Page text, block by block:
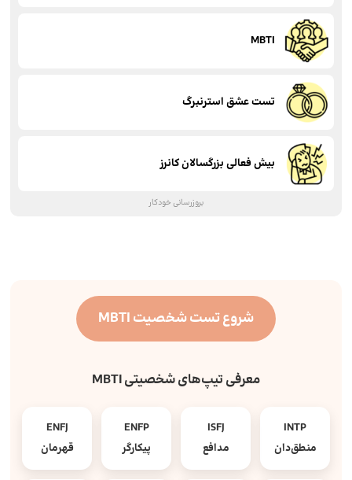
MBTI
تست عشق استرنبرگ
بیش فعالی بزرگسالان کانرز
بروزرسانی خودکار
شروع تست شخصیت MBTI
معرفی تیپ‌های شخصیتی MBTI
INTP
منطق‌دان
ISFJ
مدافع
ENFP
پیکارگر
ENFJ
قهرمان